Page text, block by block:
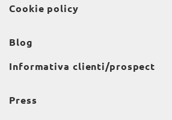
Cookie policy
Blog
Informativa clienti/prospect
Press